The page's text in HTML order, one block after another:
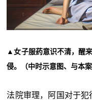
▲女子服药意识不清，醒
侵。（中时示意图、与本
法院审理，阿国对于